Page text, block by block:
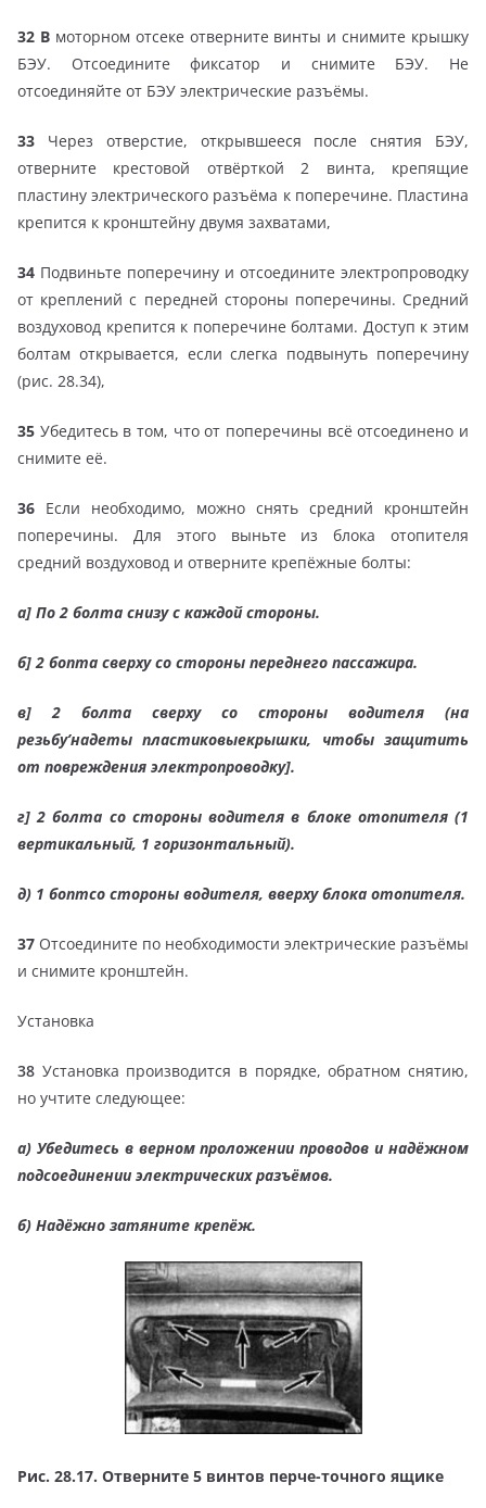
32 В моторном отсеке отверните винты и снимите крышку
БЭУ. Отсоедините фиксатор и снимите БЭУ. Не
отсоединяйте от БЭУ электрические разъёмы.
33 Через отверстие, открывшееся после снятия БЭУ,
отверните крестовой отвёрткой 2 винта, крепящие
пластину электрического разъёма к поперечине. Пластина
крепится к кронштейну двумя захватами,
34 Подвиньте поперечину и отсоедините электропроводку
от креплений с передней стороны поперечины. Средний
воздуховод крепится к поперечине болтами. Доступ к этим
болтам открывается, если слегка подвынуть поперечину
(рис. 28.34),
35 Убедитесь в том, что от поперечины всё отсоединено и
снимите её.
36 Если необходимо, можно снять средний кронштейн
поперечины. Для этого выньте из блока отопителя
средний воздуховод и отверните крепёжные болты:
а] По 2 болта снизу с каждой стороны.
б] 2 бопта сверху со стороны переднего пассажира.
в] 2 болта сверху со стороны водителя (на
резьбу’надеты пластиковыекрышки, чтобы защитить
от повреждения электропроводку].
г] 2 болта со стороны водителя в блоке отопителя (1
вертикальный, 1 горизонтальный).
д) 1 боптсо стороны водителя, вверху блока отопителя.
37 Отсоедините по необходимости электрические разъёмы
и снимите кронштейн.
Установка
38 Установка производится в порядке, обратном снятию,
но учтите следующее:
а) Убедитесь в верном проложении проводов и надёжном
подсоединении электрических разъёмов.
б) Надёжно затяните крепёж.
Рис. 28.17. Отверните 5 винтов перче-точного ящике